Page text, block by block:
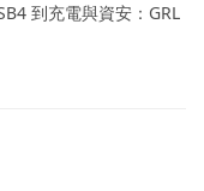
到充電與資安：GRL